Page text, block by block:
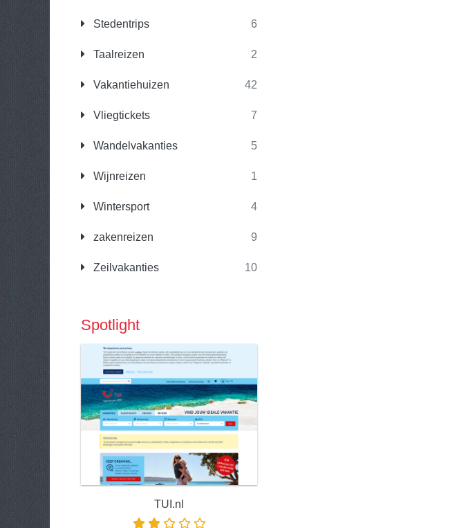
Stedentrips 6
Taalreizen 2
Vakantiehuizen 42
Vliegtickets 7
Wandelvakanties 5
Wijnreizen 1
Wintersport 4
zakenreizen 9
Zeilvakanties 10
Spotlight
TUI.nl